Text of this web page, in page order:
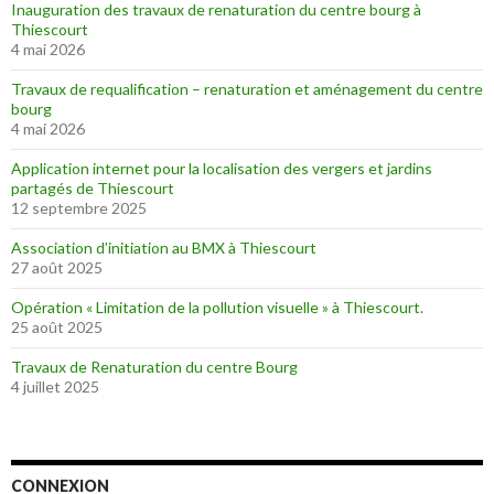
Inauguration des travaux de renaturation du centre bourg à
Thiescourt
4 mai 2026
Travaux de requalification – renaturation et aménagement du centre
bourg
4 mai 2026
Application internet pour la localisation des vergers et jardins
partagés de Thiescourt
12 septembre 2025
Association d’initiation au BMX à Thiescourt
27 août 2025
Opération « Limitation de la pollution visuelle » à Thiescourt.
25 août 2025
Travaux de Renaturation du centre Bourg
4 juillet 2025
CONNEXION